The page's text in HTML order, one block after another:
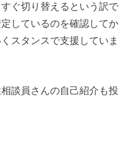
ぐ切り替えるという訳で
しているのを確認してか
スタンスで支援していま
談員さんの自己紹介も投